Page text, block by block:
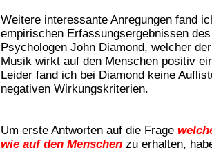
Weitere interessante Anregungen fand
empirischen Erfassungsergebnissen
Psychologen John Diamond, welcher
Musik wirkt auf den Menschen positiv
Leider fand ich bei Diamond keine
negativen Wirkungskriterien.
Um erste Antworten auf die Frage
wie auf den Menschenzu erhalten,